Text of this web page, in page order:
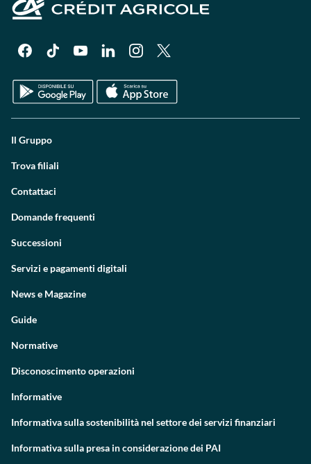
Il Gruppo
Trova filiali
Contattaci
Domande frequenti
Successioni
Servizi e pagamenti digitali
News e Magazine
Guide
Normative
Disconoscimento operazioni
Informative
Informativa sulla sostenibilità nel settore dei servizi finanziari
Informativa sulla presa in considerazione dei PAI